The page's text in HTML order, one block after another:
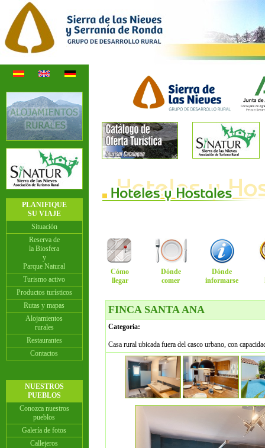
PLANIFIQUE
SU VIAJE
Situación
Reserva de
la Biosfera
y
Parque Natural
Turismo activo
Productos turísticos
Rutas y mapas
Alojamientos
rurales
Restaurantes
Contactos
NUESTROS
PUEBLOS
Conozca nuestros
pueblos
Galería de fotos
Callejeros
Cómo
llegar
Dónde
comer
Dónde
informarse
FINCA SANTA ANA
Categoria:
Casa rural ubicada fuera del casco urbano, con